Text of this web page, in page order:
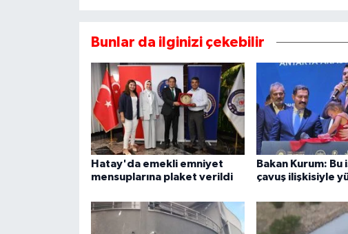
Bunlar da ilginizi çekebilir
Hatay'da emekli emniyet
mensuplarına plaket verildi
Bakan Kurum: Bu
çavuş ilişkisiyle